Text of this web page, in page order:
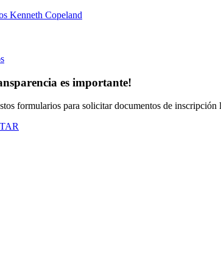
Kenneth Copeland
es importante!
formularios para solicitar documentos de inscripción